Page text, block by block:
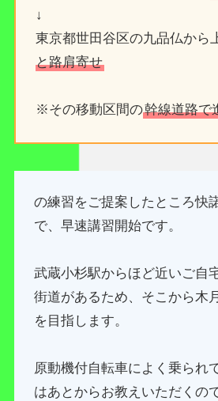
↓
東京都世田谷区の九品仏から
と路肩寄せ
※その移動区間の幹線道路で
の練習をご提案したところ快
で、早速講習開始です。
武蔵小杉駅からほど近いご自
街道があるため、そこから木
を目指します。
原動機付自転車によく乗られ
はあとからお教えいただくの